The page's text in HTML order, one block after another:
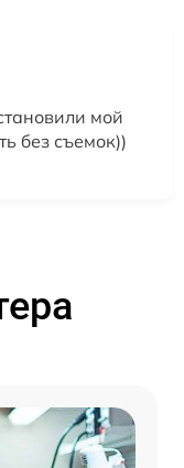
мой
без съемок))